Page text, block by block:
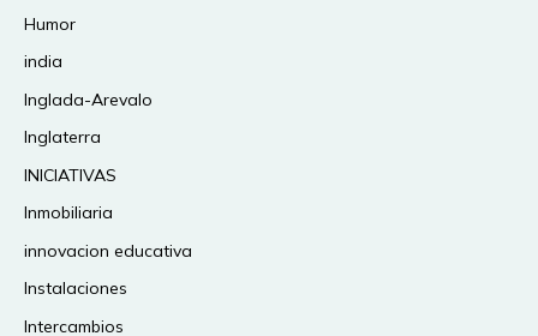
Humor
india
Inglada-Arevalo
Inglaterra
INICIATIVAS
Inmobiliaria
innovacion educativa
Instalaciones
Intercambios